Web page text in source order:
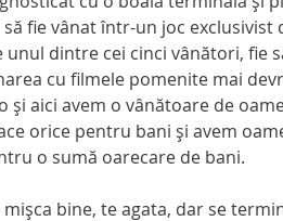
fie vânat într-un joc
unul dintre cei cinci vânători, fie
cu filmele pomenite mai
şi aici avem o vânătoare de
orice pentru bani şi avem
o sumă oarecare de bani.